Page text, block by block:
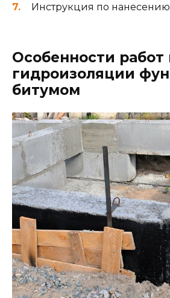
Инструкция по нанесению
Особенности работ
гидроизоляции
битумом